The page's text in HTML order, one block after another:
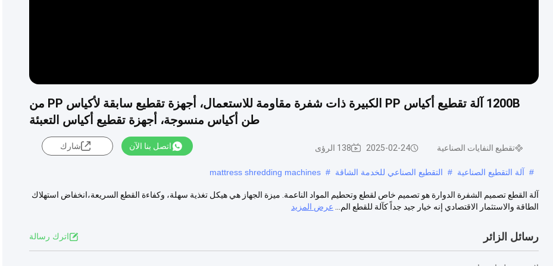
1200B آلة تقطيع أكياس PP الكبيرة ذات شفرة مقاومة للاستعمال، أجهزة تقطيع سابقة لأكياس PP من
طن أكياس منسوجة، أجهزة تقطيع أكياس التعبئة
تقطيع النفايات الصناعية 2025-02-24 138 الرؤى اتصل بنا الآن شارك
# آلة التقطيع الصناعية # التقطيع الصناعي للخدمة الشاقة #
mattress shredding machines
آلة القطع تصميم الشفرة الدوارة هو تصميم خاص لقطع وتحطيم المواد الناعمة. ميزة الجهاز هي هيكل تغذية سهلة، وكفاءة القطع السريعة،انخفاض استهلاك
الطاقة والاستثمار الاقتصادي إنه خيار جيد جداً كآلة للقطع الم...
عرض المزيد
رسائل الزائر اترك رسالة